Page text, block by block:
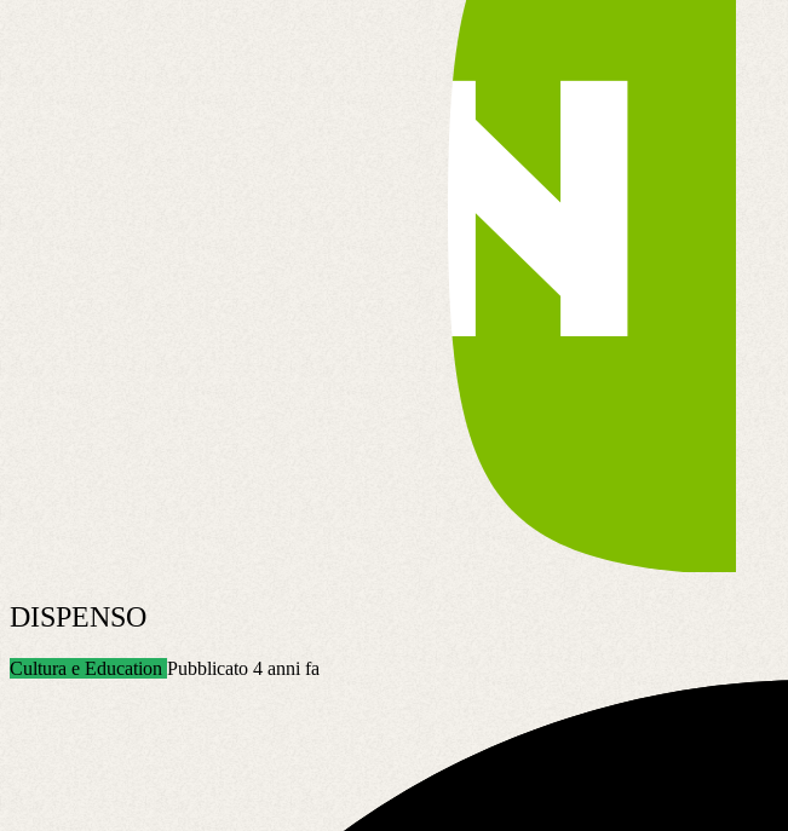
DISPENSO
Cultura e Education Pubblicato 4 anni fa